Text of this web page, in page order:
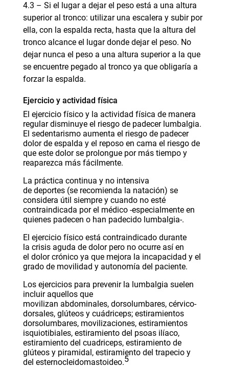
4.3 – Si el lugar a dejar el peso está a una altura
superior al tronco: utilizar una escalera y subir por
ella, con la espalda recta, hasta que la altura del
tronco alcance el lugar donde dejar el peso. No
dejar nunca el peso a una altura superior a la que
se encuentre pegado al tronco ya que obligaría a
forzar la espalda.
Ejercicio y actividad física
El ejercicio físico y la actividad física de manera
regular disminuye el riesgo de padecer lumbalgia.
El sedentarismo aumenta el riesgo de padecer
dolor de espalda y el reposo en cama el riesgo de
que este dolor se prolongue por más tiempo y
reaparezca más fácilmente.
La práctica continua y no intensiva
de deportes (se recomienda la natación) se
considera útil siempre y cuando no esté
contraindicada por el médico -especialmente en
quienes padecen o han padecido lumbalgia-.
El ejercicio físico está contraindicado durante
la crisis aguda de dolorpero no ocurre así en
el dolor crónico ya que mejora la incapacidad y el
grado de movilidad y autonomía del paciente.
Los ejercicios para prevenir la lumbalgia suelen
incluir aquellos que
movilizan abdominales, dorsolumbares, cérvico-
dorsales, glúteos y cuádriceps; estiramientos
dorsolumbares, movilizaciones, estiramientos
isquiotibiales, estiramiento del psoas ilíaco,
estiramiento del cuadriceps, estiramiento de
glúteos y piramidal , estiramiento del trapecio y
del esternocleidomastoideo.5